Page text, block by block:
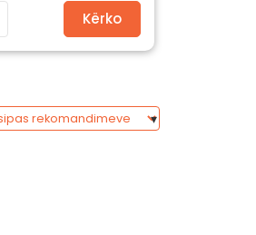
Kërko